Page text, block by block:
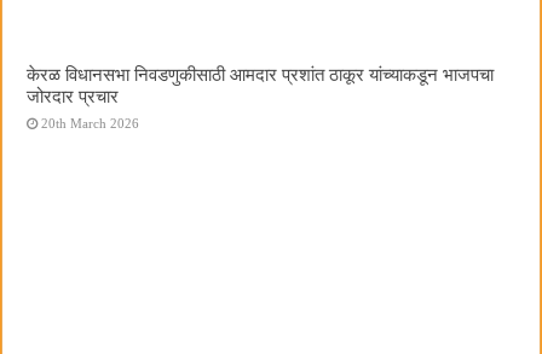
केरळ विधानसभा निवडणुकीसाठी आमदार प्रशांत ठाकूर यांच्याकडून भाजपचा
जोरदार प्रचार
20th March 2026